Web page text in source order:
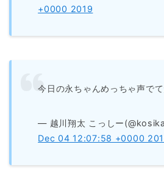
+0000 2019
今日の永ちゃんめっちゃ声でて
— 越川翔太 こっしー
Dec 04 12:07:58 +0000